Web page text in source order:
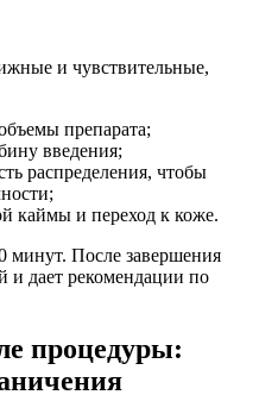
и чувствительные,
препарата;
введения;
распределения, чтобы
каймы и переход к коже.
минут. После завершения
и дает рекомендации по
процедуры: